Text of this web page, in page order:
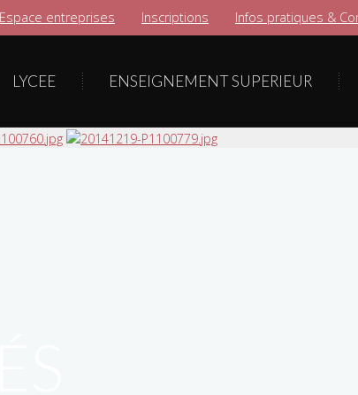
Espace entreprises Inscriptions Infos pratiques &
LYCEE ENSEIGNEMENT SUPERIEUR